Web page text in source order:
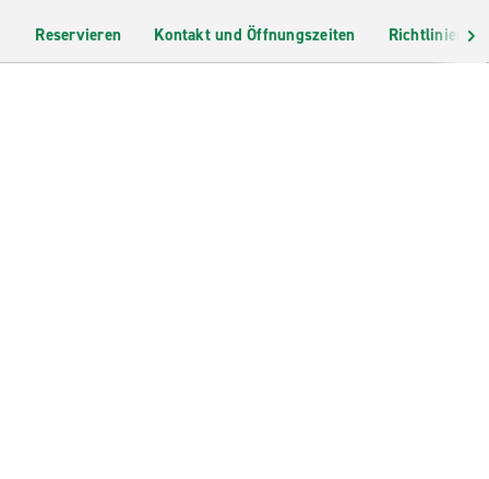
Reservieren Kontakt und Öffnungszeiten Richtlinien